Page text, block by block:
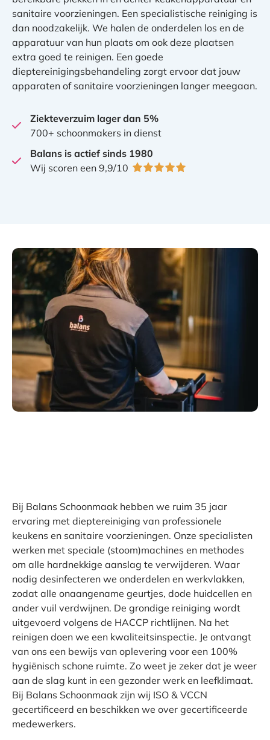
sanitaire voorzieningen. Een specialistische reiniging is
dan noodzakelijk. We halen de onderdelen los en de
apparatuur van hun plaats om ook deze plaatsen
extra goed te reinigen. Een goede
dieptereinigingsbehandeling zorgt ervoor dat jouw
apparaten of sanitaire voorzieningen langer meegaan.
Ziekteverzuim lager dan 5%
700+ schoonmakers in dienst
Balans is actief sinds 1980
Wij scoren een 9,9/10
Bij Balans Schoonmaak hebben we ruim 35 jaar
ervaring met dieptereiniging van professionele
keukens en sanitaire voorzieningen. Onze specialisten
werken met speciale (stoom)machines en methodes
om alle hardnekkige aanslag te verwijderen. Waar
nodig desinfecteren we onderdelen en werkvlakken,
zodat alle onaangename geurtjes, dode huidcellen en
ander vuil verdwijnen. De grondige reiniging wordt
uitgevoerd volgens de HACCP richtlijnen. Na het
reinigen doen we een kwaliteitsinspectie. Je ontvangt
van ons een bewijs van oplevering voor een 100%
hygiënisch schone ruimte. Zo weet je zeker dat je weer
aan de slag kunt in een gezonder werk en leefklimaat.
Bij Balans Schoonmaak zijn wij ISO & VCCN
gecertificeerd en beschikken we over gecertificeerde
medewerkers.